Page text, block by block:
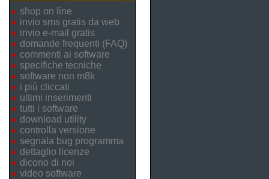
shop on line
invio sms gratis da web
invio e-mail gratis
domande frequenti (FAQ)
commenti ai software
specifiche tecniche
software non m8k
i più cliccati
ultimi inserimenti
tutti i software
download utility
controlla versione
segnala bug programma
dettaglio licenze
dicono di noi
video software